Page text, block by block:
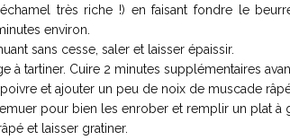
très riche !) en faisant fondre le
environ.
sans cesse, saler et laisser épaissir.
à tartiner. Cuire 2 minutes supplémentaires
et ajouter un peu de noix de muscade
pour bien les enrober et remplir un plat à
et laisser gratiner.